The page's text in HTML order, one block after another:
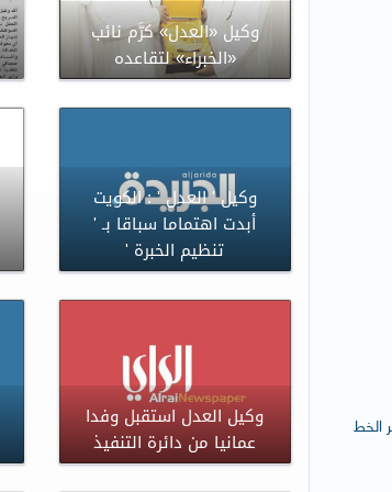
الخط
وكيل «العدل» كرَّم نائب
«الخبراء» لتقاعده
وكيل ' العدل ' : الكويت
أبدت اهتماما سباقا بـ '
تنظيم الخبرة '
وكيل العدل استقبل وفدا
عمانيا من دائرة التنفيذ